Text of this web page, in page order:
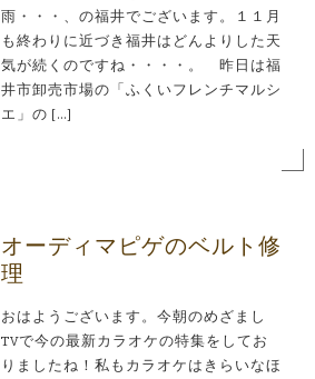
雨・・・、の福井でございます。１１月
も終わりに近づき福井はどんよりした天
気が続くのですね・・・・。 昨日は福
井市卸売市場の「ふくいフレンチマルシ
エ」の […]
オーディマピゲのベルト修
理
おはようございます。今朝のめざまし
TVで今の最新カラオケの特集をしてお
りましたね！私もカラオケはきらいなほ